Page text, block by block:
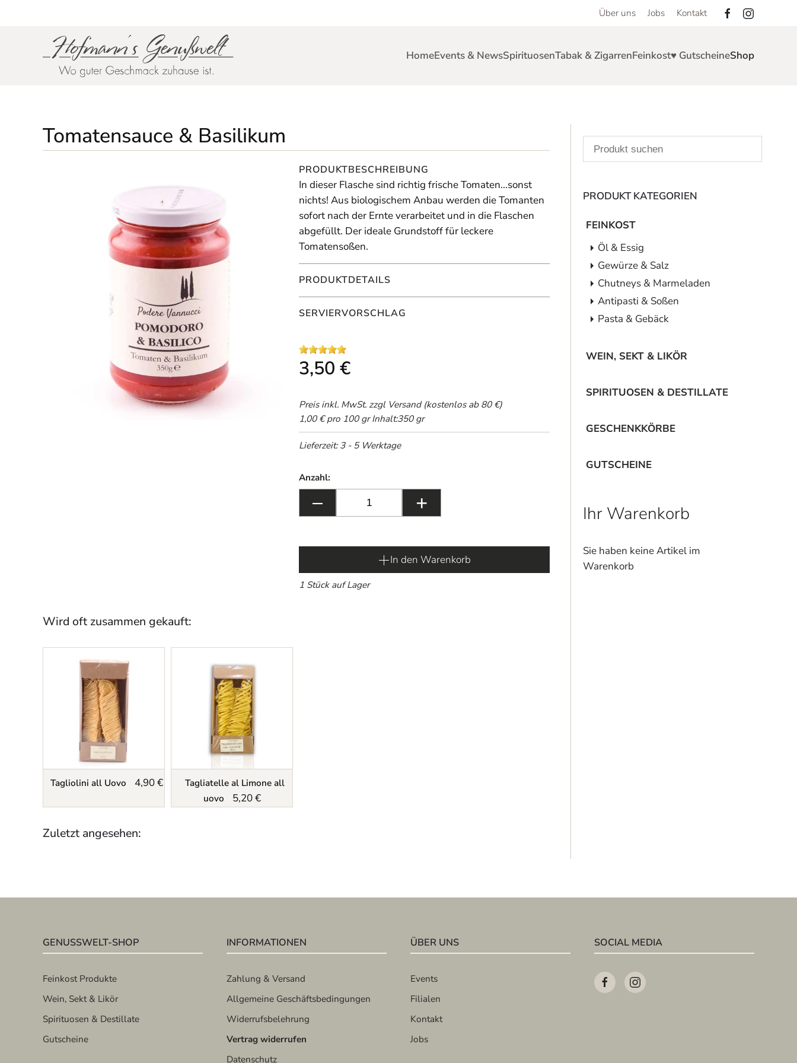
Über uns Jobs Kontakt
HomeEvents & NewsSpirituosenTabak & ZigarrenFeinkost♥ GutscheineShop
Tomatensauce & Basilikum
PRODUKTBESCHREIBUNG
In dieser Flasche sind richtig frische Tomaten...sonst
nichts! Aus biologischem Anbau werden die Tomanten
sofort nach der Ernte verarbeitet und in die Flaschen
abgefüllt. Der ideale Grundstoff für leckere
Tomatensoßen.
PRODUKTDETAILS
SERVIERVORSCHLAG
3,50 €
Preis inkl. MwSt. zzgl Versand (kostenlos ab 80 €)
1,00 € pro 100 gr Inhalt:350 gr
Lieferzeit: 3 - 5 Werktage
Anzahl:
– +
In den Warenkorb
1 Stück auf Lager
Wird oft zusammen gekauft:
Tagliolini all Uovo 4,90 €
Tagliatelle al Limone all
uovo
5,20 €
Zuletzt angesehen:
PRODUKT KATEGORIEN
FEINKOST
Öl & Essig
Gewürze & Salz
Chutneys & Marmeladen
Antipasti & Soßen
Pasta & Gebäck
WEIN, SEKT & LIKÖR
SPIRITUOSEN & DESTILLATE
GESCHENKKÖRBE
GUTSCHEINE
Ihr Warenkorb
Sie haben keine Artikel im
Warenkorb
GENUSSWELT-SHOP
Feinkost Produkte
Wein, Sekt & Likör
Spirituosen & Destillate
Gutscheine
INFORMATIONEN
Zahlung & Versand
Allgemeine Geschäftsbedingungen
Widerrufsbelehrung
Vertrag widerrufen
Datenschutz
ÜBER UNS
Events
Filialen
Kontakt
Jobs
SOCIAL MEDIA